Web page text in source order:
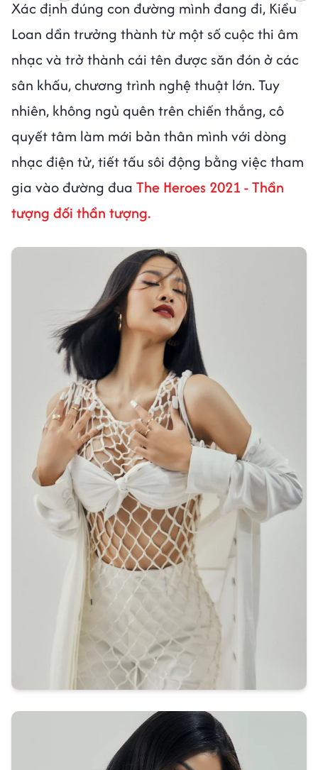
Xác định đúng con đường mình đang đi, Kiều
Loan dần trưởng thành từ một số cuộc thi âm
nhạc và trở thành cái tên được săn đón ở các
sân khấu, chương trình nghệ thuật lớn. Tuy
nhiên, không ngủ quên trên chiến thắng, cô
quyết tâm làm mới bản thân mình với dòng
nhạc điện tử, tiết tấu sôi động bằng việc tham
gia vào đường đua The Heroes 2021 - Thần
tượng đối thần tượng.